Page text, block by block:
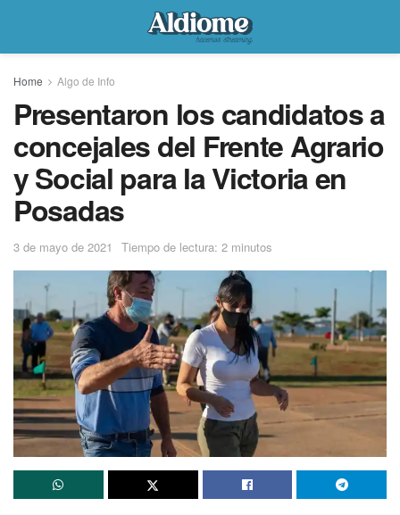
Home Algo de Info
Presentaron los candidatos a
concejales del Frente Agrario
y Social para la Victoria en
Posadas
3 de mayo de 2021 Tiempo de lectura: 2 minutos